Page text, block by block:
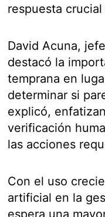
respuesta
David Acuna,
destacó la
temprana en
determinar si
explicó,
verificación
las acciones
Con el uso
artificial en la
espera una